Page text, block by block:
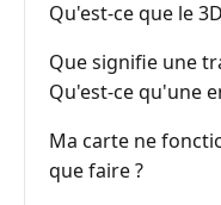
Qu'est-ce que le
Que signifie une
Qu'est-ce qu'une
Ma carte ne
que faire ?